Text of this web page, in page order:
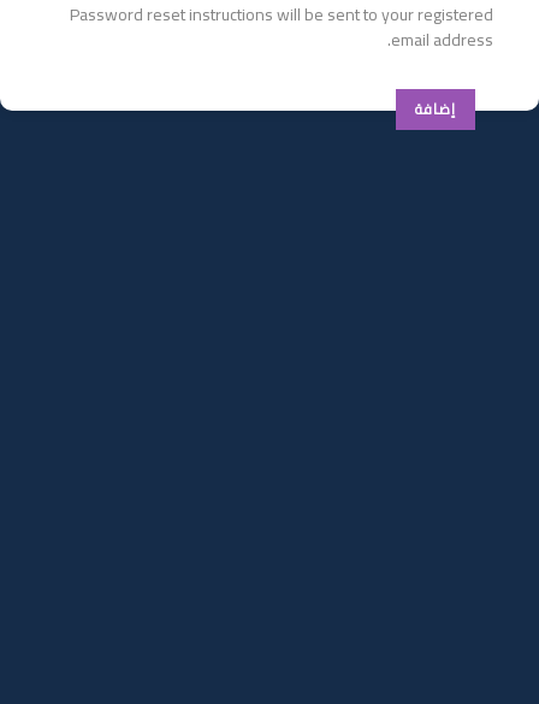
Password reset instructions will be sent to your registered
email address.